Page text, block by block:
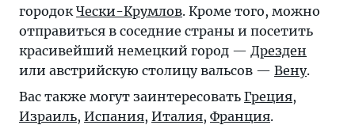
городокЧески-Крумлов. Кроме того, можно
отправиться в соседние страны и посетить
красивейший немецкий город — Дрезден
или австрийскую столицу вальсов — Вену.
Вас также могут заинтересовать Греция,
Израиль, Испания, Италия, Франция.